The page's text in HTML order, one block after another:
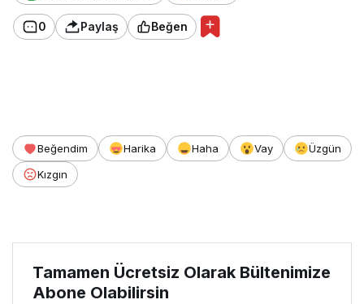
0 Paylaş Beğen
Beğendim Harika Haha Vay
Üzgün
Kızgın
Tamamen Ücretsiz Olarak Bültenimize
Abone Olabilirsin